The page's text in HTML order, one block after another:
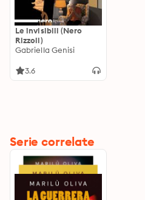
Le invisibili (Nero
Rizzoli)
Gabriella Genisi
3.6
Serie correlate